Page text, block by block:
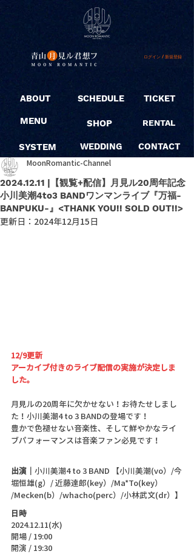
ログイン / 新規登録
ABOUT
MENU
SYSTEM
SCHEDULE
SHOP
WEDDING
TICKET
RENTAL
CONTACT
2024.12.11 |【観覧+配信】月見ル20周年記念
小川美潮4to3 BANDワンマンライブ『万福-
BANPUKU-』<THANK YOU!! SOLD OUT!!>
MoonRomantic-Channel
更新日： 2024年12月15日
12/9更新
アーカイブ付きのライブ配信の実施が決定しま
した。
月見ルの20周年に欠かせない！お待たせしまし
た！ 小川美潮4 to 3 BANDの登場です！
豊かで色褪せない音楽性、そして鮮やかなライ
ブパフォーマンスは音楽ファン必見です！
出演｜ 小川美潮4 to 3 BAND 【小川美潮(vo）/今
堀恒雄(g）/ 近藤達郎(key）/Ma*To(key）
/Mecken(b）/whacho(perc）/小林武文(dr）】
日時
2024.12.11(水)
開場 / 19:00
開演 / 19:30